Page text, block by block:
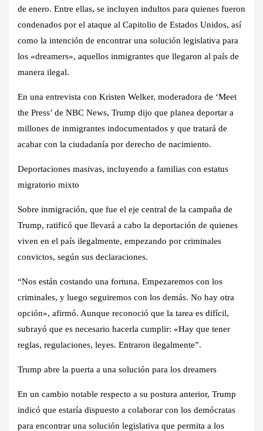
de enero. Entre ellas, se incluyen indultos para quienes fueron
condenados por el ataque al Capitolio de Estados Unidos, así
como la intención de encontrar una solución legislativa para
los «dreamers», aquellos inmigrantes que llegaron al país de
manera ilegal.
En una entrevista con Kristen Welker, moderadora de ‘Meet
the Press’ de NBC News, Trump dijo que planea deportar a
millones de inmigrantes indocumentados y que tratará de
acabar con la ciudadanía por derecho de nacimiento.
Deportaciones masivas, incluyendo a familias con estatus
migratorio mixto
Sobre inmigración, que fue el eje central de la campaña de
Trump, ratificó que llevará a cabo la deportación de quienes
viven en el país ilegalmente, empezando por criminales
convictos, según sus declaraciones.
“Nos están costando una fortuna. Empezaremos con los
criminales, y luego seguiremos con los demás. No hay otra
opción», afirmó. Aunque reconoció que la tarea es difícil,
subrayó que es necesario hacerla cumplir: «Hay que tener
reglas, regulaciones, leyes. Entraron ilegalmente”.
Trump abre la puerta a una solución para los dreamers
En un cambio notable respecto a su postura anterior, Trump
indicó que estaría dispuesto a colaborar con los demócratas
para encontrar una solución legislativa que permita a los